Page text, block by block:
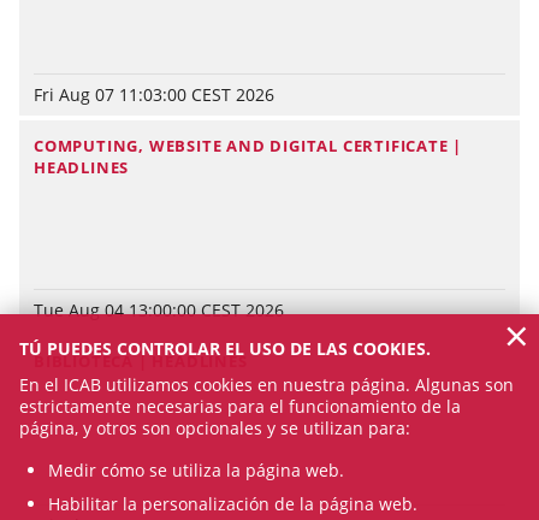
Fri Aug 07 11:03:00 CEST 2026
COMPUTING, WEBSITE AND DIGITAL CERTIFICATE |
HEADLINES
Tue Aug 04 13:00:00 CEST 2026
BIBLIOTECA | HEADLINES
TÚ PUEDES CONTROLAR EL USO DE LAS COOKIES.
En el ICAB utilizamos cookies en nuestra página. Algunas son
estrictamente necesarias para el funcionamiento de la
página, y otros son opcionales y se utilizan para:
Medir cómo se utiliza la página web.
Habilitar la personalización de la página web.
×